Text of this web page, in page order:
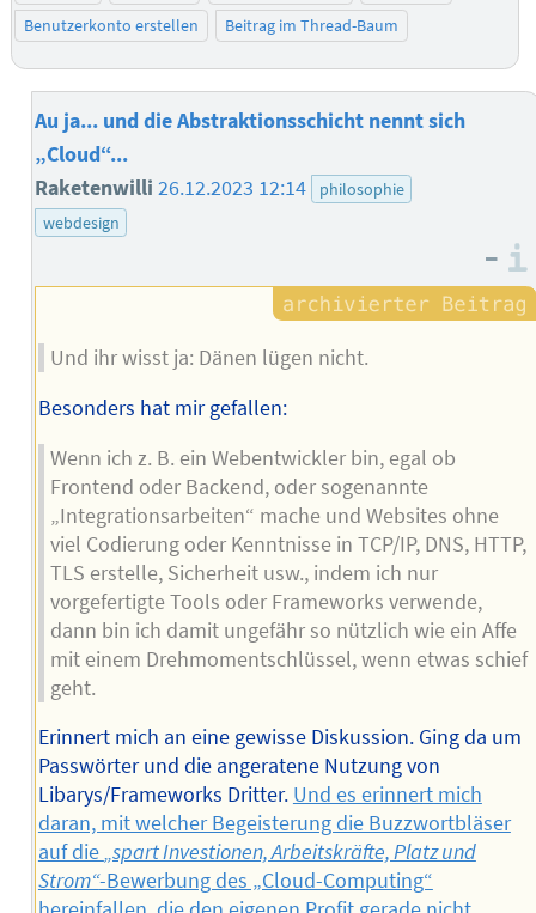
Benutzerkonto erstellen
Beitrag im Thread-Baum
Au ja... und die Abstraktionsschicht nennt sich
„Cloud“...
Raketenwilli26.12.2023 12:14
philosophie
webdesign
–
Und ihr wisst ja: Dänen lügen nicht.
Besonders hat mir gefallen:
Wenn ich z. B. ein Webentwickler bin, egal ob
Frontend oder Backend, oder sogenannte
„Integrationsarbeiten“ mache und Websites ohne
viel Codierung oder Kenntnisse in TCP/IP, DNS, HTTP,
TLS erstelle, Sicherheit usw., indem ich nur
vorgefertigte Tools oder Frameworks verwende,
dann bin ich damit ungefähr so ​​nützlich wie ein Affe
mit einem Drehmomentschlüssel, wenn etwas schief
geht.
Erinnert mich an eine gewisse Diskussion. Ging da um
Passwörter und die angeratene Nutzung von
Libarys/Frameworks Dritter. Und es erinnert mich
daran, mit welcher Begeisterung die Buzzwortbläser
auf die„spart Investionen, Arbeitskräfte, Platz und
Strom“-Bewerbung des „Cloud-Computing“